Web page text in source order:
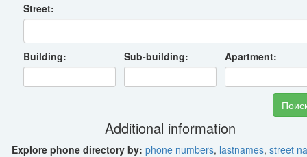
Street:
Building: Sub-building: Apartment:
Additional information
Explore phone directory by: phone numbers, lastnames, street